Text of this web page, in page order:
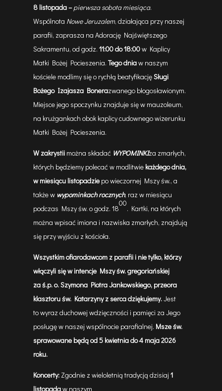
8 listopada–pierwsza sobota miesiąca.
Wspólnota Nowe Jeruzalem, działająca przy naszej
parafii, zaprasza na Adorację Najświętszego
Sakramentu, od godz.11:00 do 18:00w Kaplicy
Matki Bożej Pocieszenia.Tego dniaw naszym
kościele modlimy się o rychłą beatyfikacjęSługi
Bożego Izajasza Bonerazwanego błogosławionym.
Miejsce jego spoczynku znajduje się w mauzoleum,
na krużgankach obok kaplicy cudownego wizerunku
Matki Bożej Pocieszenia.
W zakrystii można składać WYPOMINKIza zmarłych,
których będziemy polecać w modlitwie każdego dnia,
w miesiącu listopadzie po wieczornej Mszy św., a
także w wypominkach rocznych, raz w miesiącu
podczas Mszy św. o godz. 18
00
. Kartki, na których
można wpisać imiona i nazwiska zmarłych, znajdują
się przy wyjściu z kościoła.
Wszystkim ofiarodawcom z parafii i nie tylko, którzy
włączyli się w intencje Mszy św. gregoriańskiej
zaś.p. o. Szymona Piotra Jankowskiego, przeora
klasztoru św. Katarzyny z serca dziękujemy.Jest
to wyraz duchowej wdzięczności i pamięci za Jego
posługę w naszej wspólnocie parafialnej. Msze św.
sprawowane będą od 5 kwietnia do 4 maja 2026
roku.
Koncerty: Zgodnie z wieloletnią tradycją dzisiaj1
listopadaw naszym